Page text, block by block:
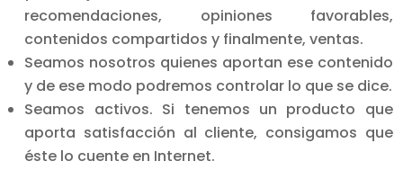
recomendaciones, opiniones favorables,
contenidos compartidos y finalmente, ventas.
Seamos nosotros quienes aportan ese contenido
y de ese modo podremos controlar lo que se dice.
Seamos activos. Si tenemos un producto que
aporta satisfacción al cliente, consigamos que
éste lo cuente en Internet.